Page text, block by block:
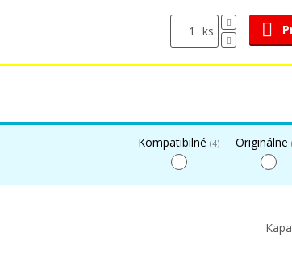
ks
Kompatibilné (4) Originálne